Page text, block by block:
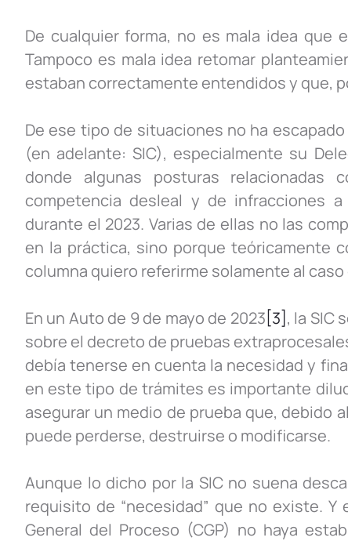
De cualquier forma, no es mala idea que
Tampoco es mala idea retomar
estaban correctamente entendidos y que,
De ese tipo de situaciones no ha
(en adelante: SIC), especialmente su
donde algunas posturas
competencia desleal y de infracciones
durante el 2023. Varias de ellas no las
en la práctica, sino porque teóricamente
columna quiero referirme solamente al
En un Auto de 9 de mayo de 2023[3], la SIC
sobre el decreto de pruebas
debía tenerse en cuenta la necesidad y
en este tipo de trámites es importante
asegurar un medio de prueba que, debido
puede perderse, destruirse o modificarse.
Aunque lo dicho por la SIC no suena
requisito de “necesidad” que no existe.
General del Proceso (CGP) no haya